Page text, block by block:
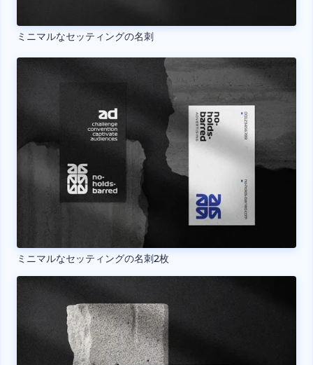
ミニマルなセッティングの名刺
ミニマルなセッティングの名刺2枚